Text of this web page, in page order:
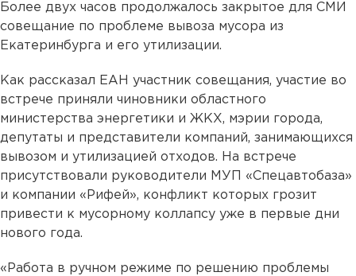
Более двух часов продолжалось закрытое для СМИ
совещание по проблеме вывоза мусора из
Екатеринбурга и его утилизации.
Как рассказал ЕАН участник совещания, участие во
встрече приняли чиновники областного
министерства энергетики и ЖКХ, мэрии города,
депутаты и представители компаний, занимающихся
вывозом и утилизацией отходов. На встрече
присутствовали руководители МУП «Спецавтобаза»
и компании «Рифей», конфликт которых грозит
привести к мусорному коллапсу уже в первые дни
нового года.
«Работа в ручном режиме по решению проблемы